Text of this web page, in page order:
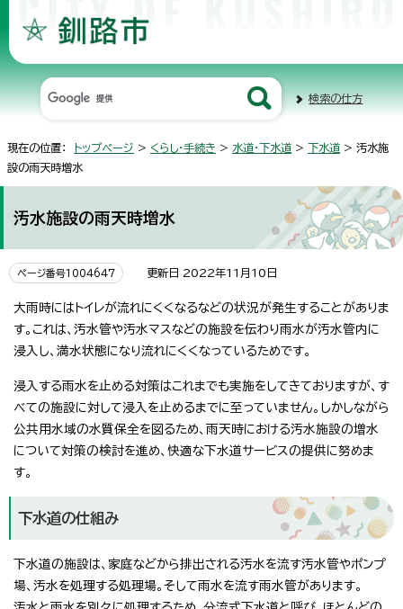
検索の仕方
現在の位置： トップページ > くらし・手続き > 水道・下水道 > 下水道 > 汚水施
設の雨天時増水
汚水施設の雨天時増水
ページ番号1004647 更新日 2022年11月10日
大雨時にはトイレが流れにくくなるなどの状況が発生することがありま
す。これは、汚水管や汚水マスなどの施設を伝わり雨水が汚水管内に
浸入し、満水状態になり流れにくくなっているためです。
浸入する雨水を止める対策はこれまでも実施をしてきておりますが、す
べての施設に対して浸入を止めるまでに至っていません。しかしながら
公共用水域の水質保全を図るため、雨天時における汚水施設の増水
について対策の検討を進め、快適な下水道サービスの提供に努めま
す。
下水道の仕組み
下水道の施設は、家庭などから排出される汚水を流す汚水管やポンプ
場、汚水を処理する処理場。そして雨水を流す雨水管があります。